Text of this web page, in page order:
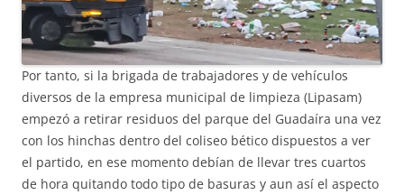
Por tanto, si la brigada de trabajadores y de vehículos
diversos de la empresa municipal de limpieza (Lipasam)
empezó a retirar residuos del parque del Guadaíra una vez
con los hinchas dentro del coliseo bético dispuestos a ver
el partido, en ese momento debían de llevar tres cuartos
de hora quitando todo tipo de basuras y aun así el aspecto